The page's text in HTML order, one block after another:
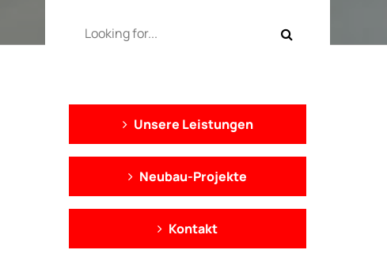
Unsere Leistungen
Neubau-Projekte
Kontakt